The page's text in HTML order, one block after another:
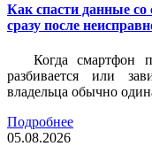
Как спасти данные со
сразу после
Когда смартфон
разбивается или
владельца обычно
Подробнее
05.08.2026